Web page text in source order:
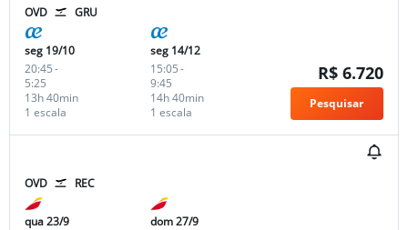
OVD
GRU
seg 19/10
20:45-
5:25
1 escala
13h 40min
seg 14/12
15:05-
9:45
1 escala
14h 40min
R$ 6.720
Pesquisar
OVD REC
qua 23/9
dom 27/9